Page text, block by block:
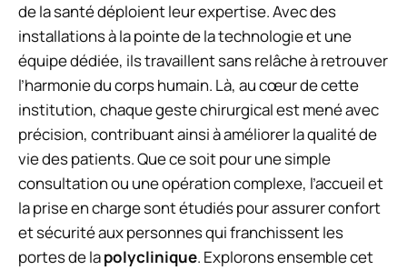
de la santé déploient leur expertise. Avec des
installations à la pointe de la technologie et une
équipe dédiée, ils travaillent sans relâche à retrouver
l’harmonie du corps humain. Là, au cœur de cette
institution, chaque geste chirurgical est mené avec
précision, contribuant ainsi à améliorer la qualité de
vie des patients. Que ce soit pour une simple
consultation ou une opération complexe, l’accueil et
la prise en charge sont étudiés pour assurer confort
et sécurité aux personnes qui franchissent les
portes de lapolyclinique. Explorons ensemble cet